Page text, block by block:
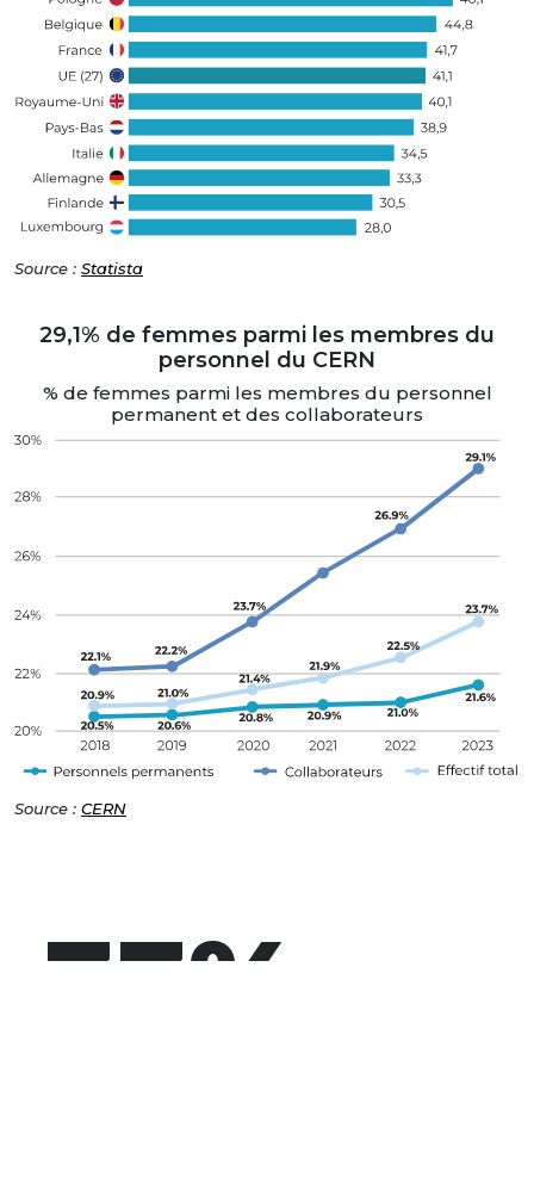
Source : Statista
29,1% de femmes parmi les membres du
personnel du CERN
% de femmes parmi les membres du personnel
permanent et des collaborateurs
Source : CERN
33%